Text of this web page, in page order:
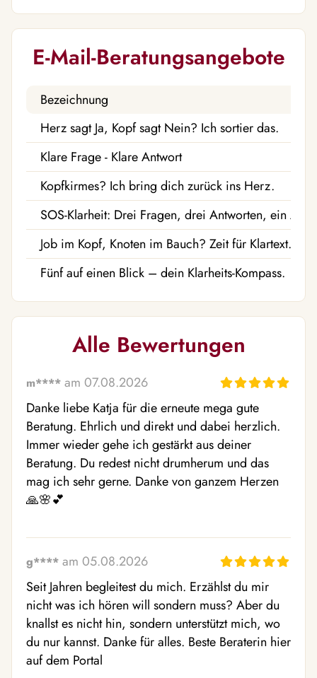
E-Mail-Beratungsangebote
Bezeichnung
Herz sagt Ja, Kopf sagt Nein? Ich sortier das.
Klare Frage - Klare Antwort
Kopfkirmes? Ich bring dich zurück ins Herz.
SOS-Klarheit: Drei Fragen, drei Antworten, ein Aha.
Job im Kopf, Knoten im Bauch? Zeit für Klartext.
Fünf auf einen Blick – dein Klarheits-Kompass.
Alle Bewertungen
m**** am 07.08.2026
Danke liebe Katja für die erneute mega gute
Beratung. Ehrlich und direkt und dabei herzlich.
Immer wieder gehe ich gestärkt aus deiner
Beratung. Du redest nicht drumherum und das
mag ich sehr gerne. Danke von ganzem Herzen
🙏🌸💕
g**** am 05.08.2026
Seit Jahren begleitest du mich. Erzählst du mir
nicht was ich hören will sondern muss? Aber du
knallst es nicht hin, sondern unterstützt mich, wo
du nur kannst. Danke für alles. Beste Beraterin hier
auf dem Portal